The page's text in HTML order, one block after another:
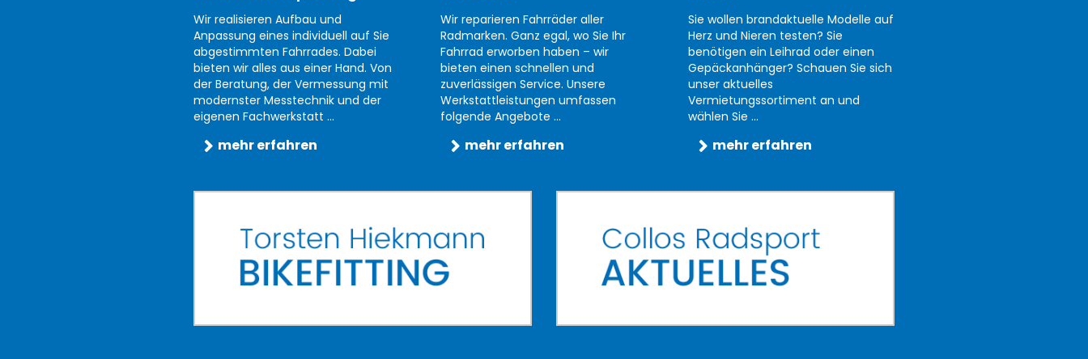
Wir realisieren Aufbau und
Anpassung eines individuell auf Sie
abgestimmten Fahrrades. Dabei
bieten wir alles aus einer Hand. Von
der Beratung, der Vermessung mit
modernster Messtechnik und der
eigenen Fachwerkstatt ...
mehr erfahren
Wir reparieren Fahrräder aller
Radmarken. Ganz egal, wo Sie Ihr
Fahrrad erworben haben – wir
bieten einen schnellen und
zuverlässigen Service. Unsere
Werkstattleistungen umfassen
folgende Angebote ...
mehr erfahren
Sie wollen brandaktuelle Modelle auf
Herz und Nieren testen? Sie
benötigen ein Leihrad oder einen
Gepäckanhänger? Schauen Sie sich
unser aktuelles
Vermietungssortiment an und
wählen Sie ...
mehr erfahren